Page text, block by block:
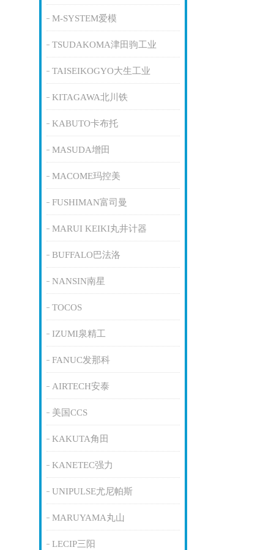
M-SYSTEM爱模
TSUDAKOMA津田驹工业
TAISEIKOGYO大生工业
KITAGAWA北川铁
KABUTO卡布托
MASUDA增田
MACOME玛控美
FUSHIMAN富司曼
MARUI KEIKI丸井计器
BUFFALO巴法洛
NANSIN南星
TOCOS
IZUMI泉精工
FANUC发那科
AIRTECH安泰
美国CCS
KAKUTA角田
KANETEC强力
UNIPULSE尤尼帕斯
MARUYAMA丸山
LECIP三阳